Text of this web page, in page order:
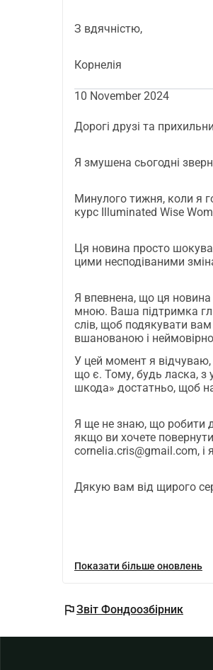
З вдячністю,
Корнелія
10 November 2024
Дорогі друзі та
Я змушена сьогодні
Минулого тижня, коли я
курс Illuminated Wise
Ця новина просто
цими несподіваними
Я впевнена, що ця новина
мною. Ваша підтримка
слів, щоб подякувати
вшанованою і
У цей момент я відчуваю,
що є. Тому, будь ласка, з
шкода» достатньо, щоб
Я ще не знаю, що робити
якщо ви хочете
cornelia.cris@gmail.com, і
Дякую вам від щирого
Показати більше оновлень
flagЗвіт Фондоозбірник